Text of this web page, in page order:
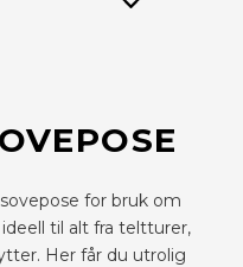
for bruk om
til alt fra teltturer,
Her får du utrolig